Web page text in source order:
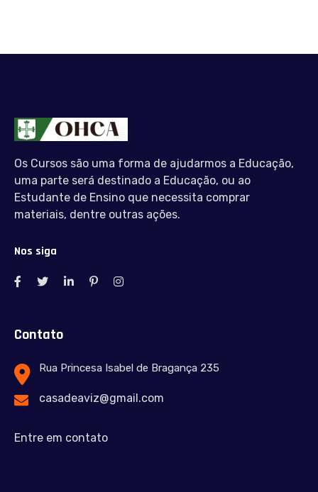
Os Cursos são uma forma de ajudarmos a Educação,
uma parte será destinado a Educação, ou ao
Estudante de Ensino que necessita comprar
materiais, dentre outras ações.
Nos siga
Contato
Rua Princesa Isabel de Bragança 235
casadeaviz@gmail.com
Entre em contato